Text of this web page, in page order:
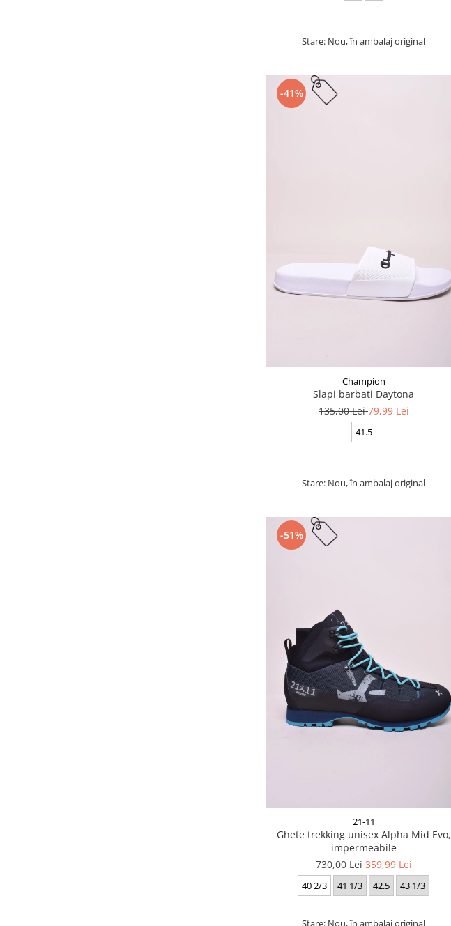
Stare: Nou, în ambalaj original
-41%
Champion
Slapi barbati Daytona
135,00 Lei79,99 Lei
41.5
Stare: Nou, în ambalaj original
-51%
21-11
Ghete trekking unisex Alpha Mid Evo,
impermeabile
730,00 Lei359,99 Lei
40 2/3 41 1/3 42.5 43 1/3